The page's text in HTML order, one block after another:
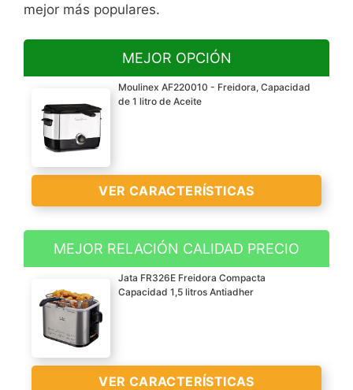
mejor más populares.
MEJOR OPCIÓN
Moulinex AF220010 - Freidora, Capacidad
de 1 litro de Aceite
VER CARACTERÍSTICAS
Capacidad para 1 litro de
aceite, 600 gr de
alimentos
Potencia de 1000 W
regulable a través de
termostato con indicador
de temperatura hasta 190
MEJOR RELACIÓN CALIDAD PRECIO
Jata FR326E Freidora Compacta
Capacidad 1,5 litros Antiadher
VER CARACTERÍSTICAS